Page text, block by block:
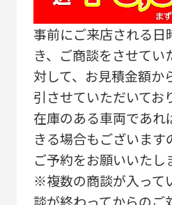
事前にご来店される日
き、ご商談をさせてい
対して、お見積金額か
引させていただいてお
在庫のある車両であれ
きる場合もございます
ご予約をお願いいたし
※複数の商談が入って